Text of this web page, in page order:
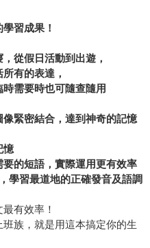
習成果！
從假日活動到出遊，
有的表達，
需要時也可隨查隨用
緊密結合，達到神奇的記憶
憶
的短語，實際運用更有效率
學習最道地的正確發音及語調
有效率！
族，就是用這本搞定你的生